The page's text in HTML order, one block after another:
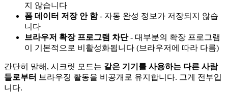
지 않습니다
폼 데이터 저장 안 함- 자동 완성 정보가 저장되지 않습
니다
브라우저 확장 프로그램 차단- 대부분의 확장 프로그램
이 기본적으로 비활성화됩니다 (브라우저에 따라 다름)
간단히 말해, 시크릿 모드는 같은 기기를 사용하는 다른 사람
들로부터 브라우징 활동을 비공개로 유지합니다. 그게 전부입
니다.